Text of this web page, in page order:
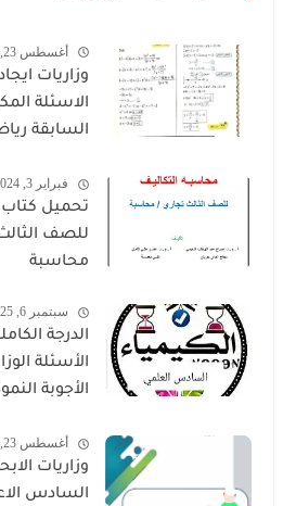
أغسطس 23, 2025
الاسئلة
السابقة
فبراير 3, 2024
تحميل كتاب
للصف
محاسبة
سبتمبر 6, 2025
الدرجة
الأجوبة
أغسطس 23, 2025
وزاريات
السادس